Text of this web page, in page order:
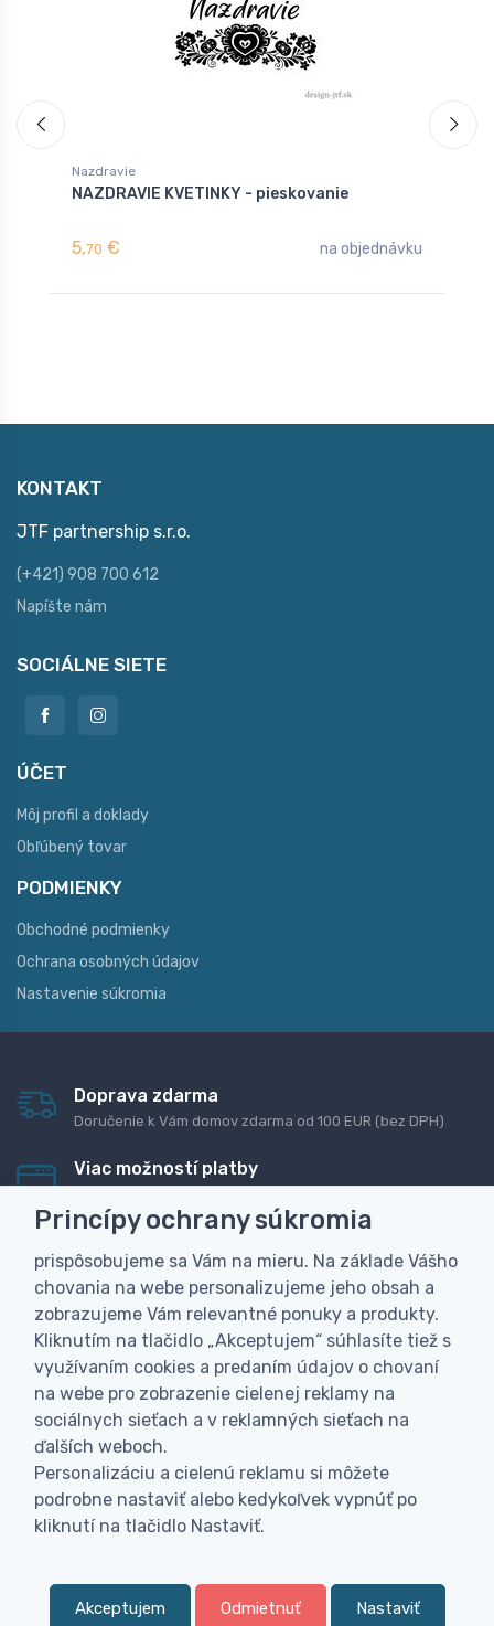
Nazdravie
NAZDRAVIE KVETINKY - pieskovanie
5,70 € na objednávku
KONTAKT
JTF partnership s.r.o.
(+421) 908 700 612
Napíšte nám
SOCIÁLNE SIETE
ÚČET
Môj profil a doklady
Obľúbený tovar
PODMIENKY
Obchodné podmienky
Ochrana osobných údajov
Nastavenie súkromia
Doprava zdarma
Doručenie k Vám domov zdarma od 100 EUR (bez DPH)
Viac možností platby
dobierku
Personalizácia
Vyrobíme Vám vlastný originálny darček
Skúsenosť
Široký sortiment, z ktorého Vám pomôžeme vybrať
Princípy ochrany súkromia
prispôsobujeme sa Vám na mieru. Na základe Vášho
chovania na webe personalizujeme jeho obsah a
zobrazujeme Vám relevantné ponuky a produkty.
Kliknutím na tlačidlo „Akceptujem“ súhlasíte tiež s
využívaním cookies a predaním údajov o chovaní
na webe pro zobrazenie cielenej reklamy na
sociálnych sieťach a v reklamných sieťach na
ďalších weboch.
Personalizáciu a cielenú reklamu si môžete
podrobne nastaviť alebo kedykoľvek vypnúť po
kliknutí na tlačidlo Nastaviť.
Akceptujem Odmietnuť Nastaviť